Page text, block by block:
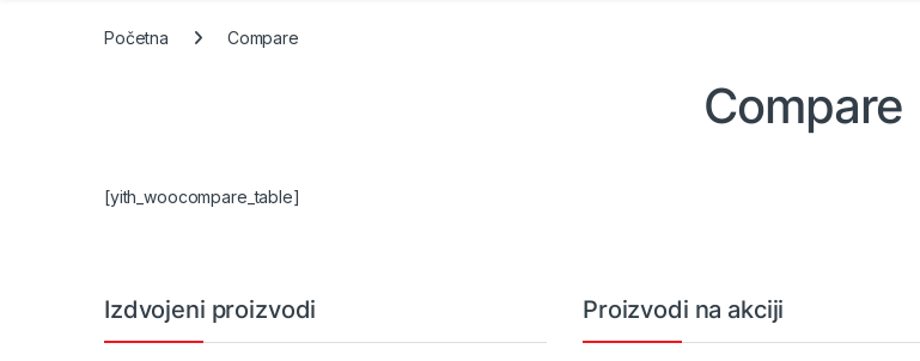
Početna Compare
Compare
[yith_woocompare_table]
Izdvojeni proizvodi Proizvodi na akciji